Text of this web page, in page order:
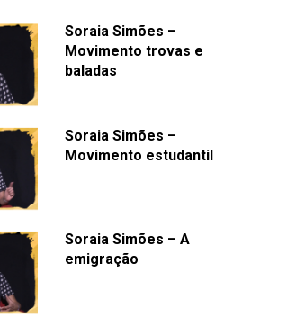
Soraia Simões –
Movimento trovas e
baladas
Soraia Simões –
Movimento estudantil
Soraia Simões – A
emigração